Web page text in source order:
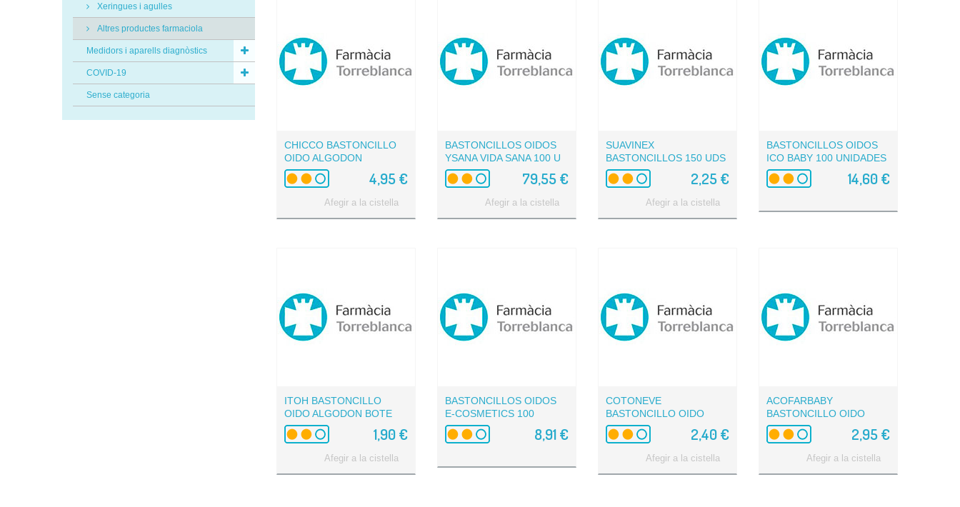
Xeringues i agulles
Altres productes farmaciola
Medidors i aparells diagnòstics
COVID-19
Sense categoria
CHICCO BASTONCILLO
OIDO ALGODON
SEGURIDAD...
4,95 €
Afegir a la cistella
BASTONCILLOS OIDOS
YSANA VIDA SANA 100 U
79,55 €
Afegir a la cistella
SUAVINEX
BASTONCILLOS 150 UDS
2,25 €
Afegir a la cistella
BASTONCILLOS OIDOS
ICO BABY 100 UNIDADES
14,60 €
ITOH BASTONCILLO
OIDO ALGODON BOTE
100 UN
1,90 €
Afegir a la cistella
BASTONCILLOS OIDOS
E-COSMETICS 100
UNIDADES
8,91 €
COTONEVE
BASTONCILLO OIDO
ALGODON 100 UN 2,40 €
Afegir a la cistella
ACOFARBABY
BASTONCILLO OIDO
ALGODON...
2,95 €
Afegir a la cistella